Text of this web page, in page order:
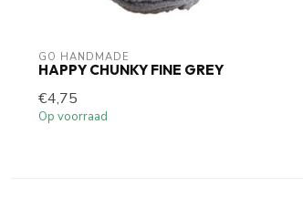
GO HANDMADE
HAPPY CHUNKY FINE GREY
€4,75
Op voorraad